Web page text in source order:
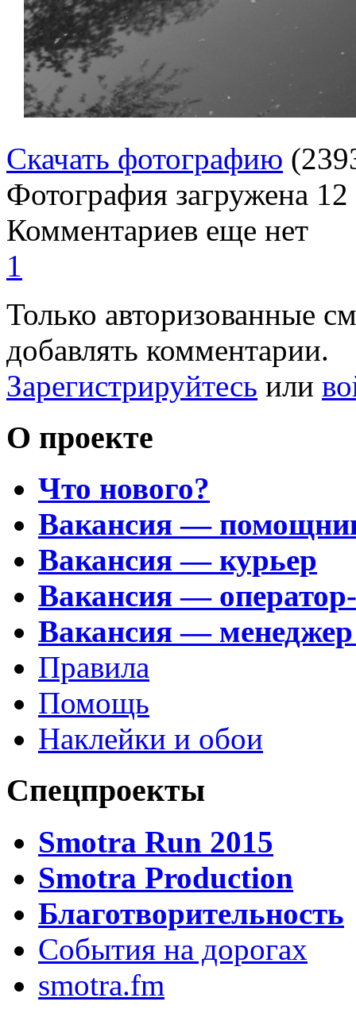
Скачать фотографию
Фотография загружена
Комментариев еще нет
1
Только авторизованные
добавлять комментарии.
Зарегистрируйтесь или
О проекте
Что нового?
Вакансия —
Вакансия — курьер
Вакансия —
Вакансия —
Правила
Помощь
Наклейки и обои
Спецпроекты
Smotra Run 2015
Smotra Production
Благотворительность
События на дорогах
smotra.fm